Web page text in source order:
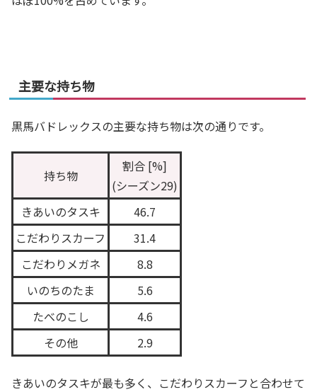
主要な持ち物
黒馬バドレックスの主要な持ち物は次の通りです。
持ち物
割合 [%]
(シーズン29)
きあいのタスキ
46.7
こだわりスカーフ
31.4
こだわりメガネ
8.8
いのちのたま
5.6
たべのこし
4.6
その他
2.9
きあいのタスキが最も多く、こだわりスカーフと合わせて